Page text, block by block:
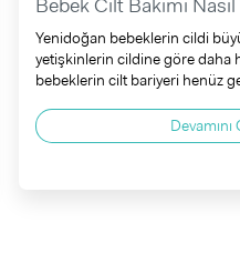
Bebek Cilt Bakımı Nasıl
Yenidoğan bebeklerin cildi
yetişkinlerin cildine göre daha
bebeklerin cilt bariyeri henüz
Devamını